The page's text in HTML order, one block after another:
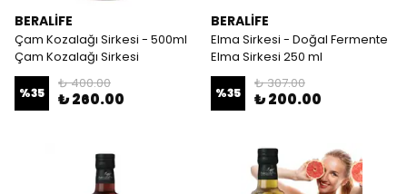
BERALİFE
Çam Kozalağı Sirkesi - 500ml
Çam Kozalağı Sirkesi
%35
₺ 400.00
₺ 260.00
BERALİFE
Elma Sirkesi - Doğal Fermente
Elma Sirkesi 250 ml
%35
₺ 307.00
₺ 200.00